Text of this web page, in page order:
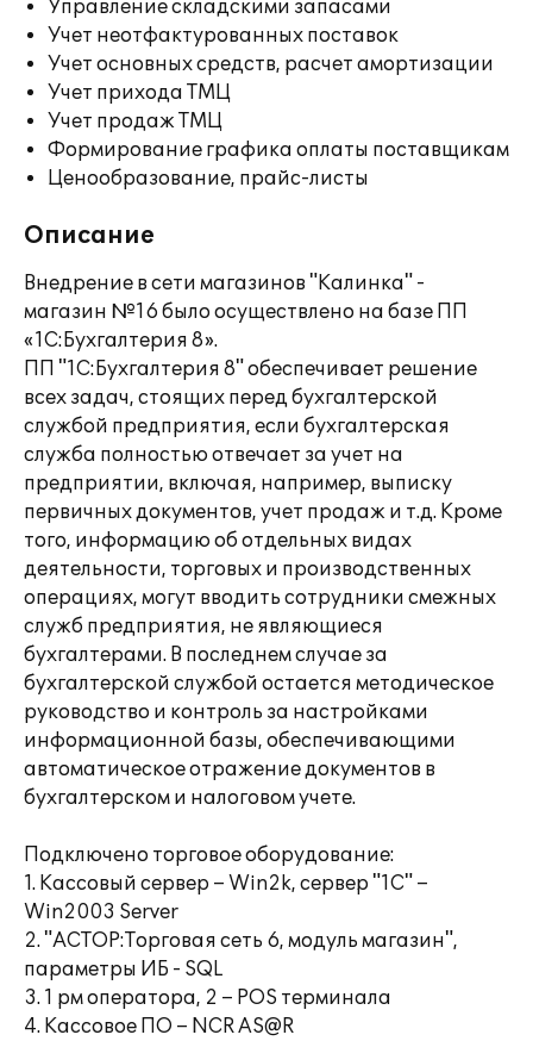
Управление складскими запасами
Учет неотфактурованных поставок
Учет основных средств, расчет амортизации
Учет прихода ТМЦ
Учет продаж ТМЦ
Формирование графика оплаты поставщикам
Ценообразование, прайс-листы
Описание
Внедрение в сети магазинов "Калинка" -
магазин №16 было осуществлено на базе ПП
«1С:Бухгалтерия 8».
ПП "1С:Бухгалтерия 8" обеспечивает решение
всех задач, стоящих перед бухгалтерской
службой предприятия, если бухгалтерская
служба полностью отвечает за учет на
предприятии, включая, например, выписку
первичных документов, учет продаж и т.д. Кроме
того, информацию об отдельных видах
деятельности, торговых и производственных
операциях, могут вводить сотрудники смежных
служб предприятия, не являющиеся
бухгалтерами. В последнем случае за
бухгалтерской службой остается методическое
руководство и контроль за настройками
информационной базы, обеспечивающими
автоматическое отражение документов в
бухгалтерском и налоговом учете.
Подключено торговое оборудование:
1. Кассовый сервер – Win2k, сервер "1С" –
Win2003 Server
2. "АСТОР:Торговая сеть 6, модуль магазин",
параметры ИБ - SQL
3. 1 рм оператора, 2 – POS терминала
4. Кассовое ПО – NCR AS@R